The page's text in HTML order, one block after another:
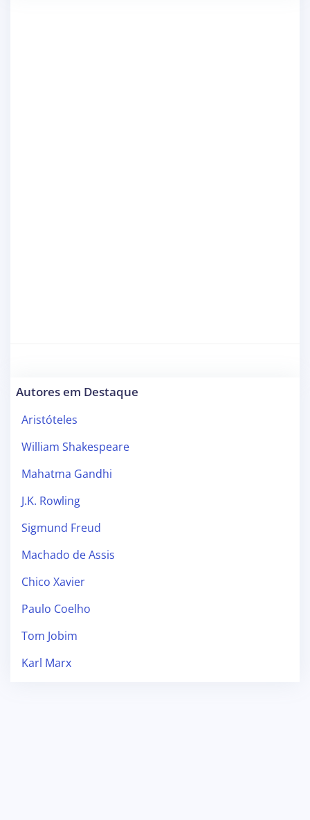
Autores em Destaque
Aristóteles
William Shakespeare
Mahatma Gandhi
J.K. Rowling
Sigmund Freud
Machado de Assis
Chico Xavier
Paulo Coelho
Tom Jobim
Karl Marx